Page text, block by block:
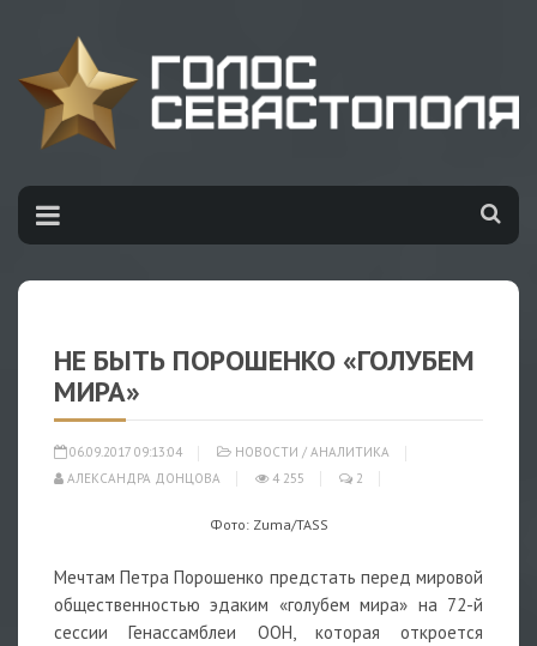
НЕ БЫТЬ ПОРОШЕНКО «ГОЛУБЕМ
МИРА»
06.09.2017 09:13:04 НОВОСТИ / АНАЛИТИКА
АЛЕКСАНДРА ДОНЦОВА
4 255 2
Фото: Zuma/TASS
Мечтам Петра Порошенко предстать перед мировой
общественностью эдаким «голубем мира» на 72-й
сессии Генассамблеи ООН, которая откроется